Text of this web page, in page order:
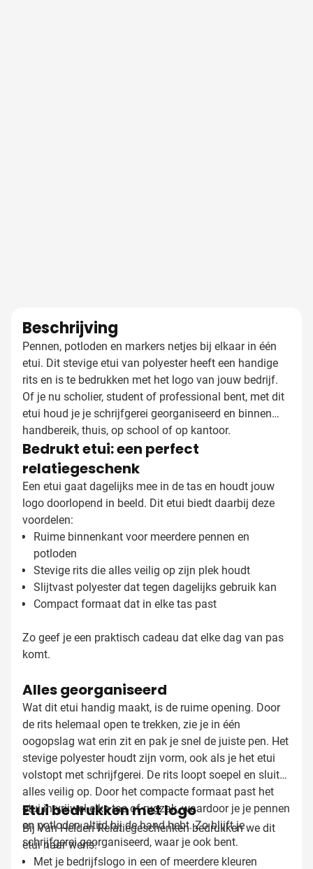
Beschrijving
Pennen, potloden en markers netjes bij elkaar in één
etui. Dit stevige etui van polyester heeft een handige
rits en is te bedrukken met het logo van jouw bedrijf.
Of je nu scholier, student of professional bent, met dit
etui houd je je schrijfgerei georganiseerd en binnen
handbereik, thuis, op school of op kantoor.
Bedrukt etui: een perfect
relatiegeschenk
Een etui gaat dagelijks mee in de tas en houdt jouw
logo doorlopend in beeld. Dit etui biedt daarbij deze
voordelen:
Ruime binnenkant voor meerdere pennen en
potloden
Stevige rits die alles veilig op zijn plek houdt
Slijtvast polyester dat tegen dagelijks gebruik kan
Compact formaat dat in elke tas past
Zo geef je een praktisch cadeau dat elke dag van pas
komt.
Alles georganiseerd
Wat dit etui handig maakt, is de ruime opening. Door
de rits helemaal open te trekken, zie je in één
oogopslag wat erin zit en pak je snel de juiste pen. Het
stevige polyester houdt zijn vorm, ook als je het etui
volstopt met schrijfgerei. De rits loopt soepel en sluit
alles veilig op. Door het compacte formaat past het
etui in vrijwel elke tas of rugzak, waardoor je je pennen
en potloden altijd bij de hand hebt. Zo blijft je
schrijfgerei georganiseerd, waar je ook bent.
Etui bedrukken met logo
Bij Van Helden Relatiegeschenken bedrukken we dit
etui naar wens:
Met je bedrijfslogo in een of meerdere kleuren